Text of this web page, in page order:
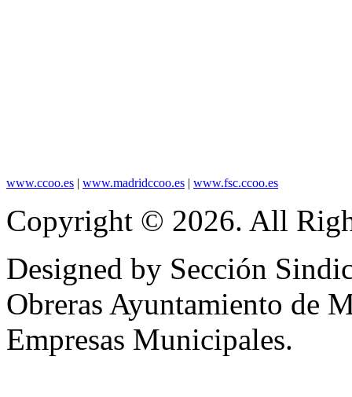
www.ccoo.es | www.madridccoo.es | www.fsc.ccoo.es
Copyright © 2026. All
Designed by Sección
Obreras Ayuntamiento de
Empresas Municipales.